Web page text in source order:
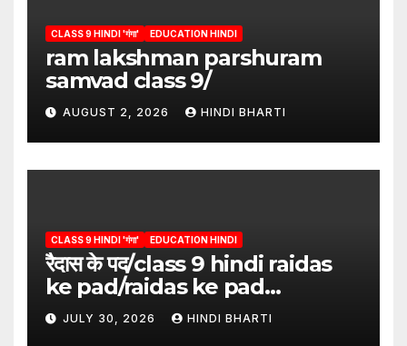
CLASS 9 HINDI 'गंगा' EDUCATION HINDI
ram lakshman parshuram
samvad class 9/
AUGUST 2, 2026 HINDI BHARTI
CLASS 9 HINDI 'गंगा' EDUCATION HINDI
रैदास के पद/class 9 hindi raidas
ke pad/raidas ke pad
question answer/raidas ke
pad class 9
JULY 30, 2026 HINDI BHARTI